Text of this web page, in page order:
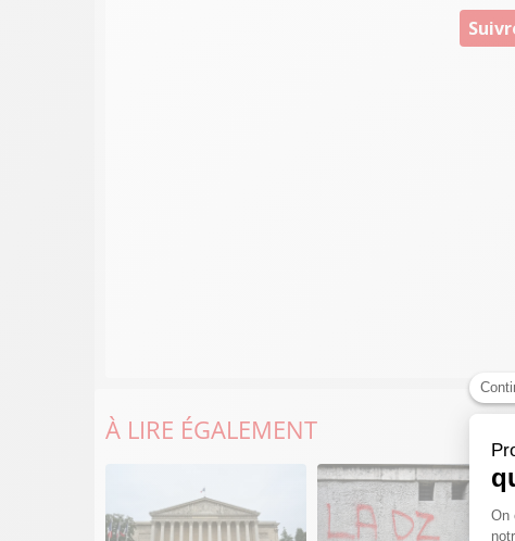
À LIRE ÉGALEMENT